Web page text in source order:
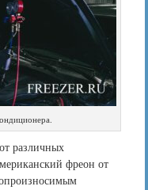
различных
фреон от